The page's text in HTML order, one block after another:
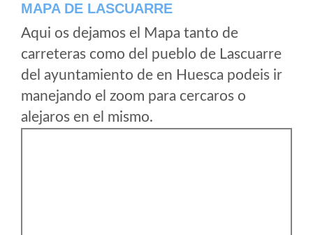
MAPA DE LASCUARRE
Aqui os dejamos el Mapa tanto de
carreteras como del pueblo de Lascuarre
del ayuntamiento de en Huesca podeis ir
manejando el zoom para cercaros o
alejaros en el mismo.